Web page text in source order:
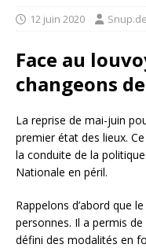
12 juin 2020
Face au
changeons
La reprise de mai-juin
premier état des lieux.
la conduite de la
Nationale en péril.
Rappelons d’abord que
personnes. Il a permis
défini des modalités en